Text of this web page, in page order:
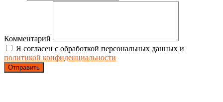
Комментарий
Я согласен с обработкой персональных данных и
политикой конфиденциальности